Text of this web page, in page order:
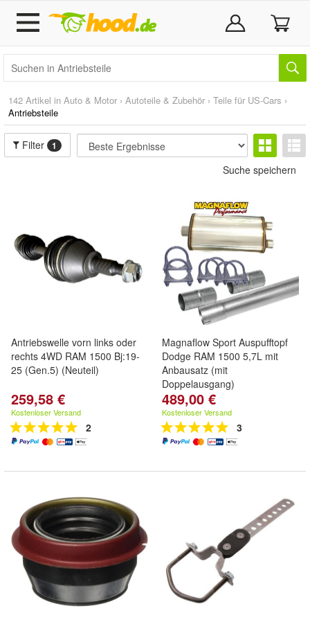
142 Artikel in Auto & Motor › Autoteile & Zubehör › Teile für US-Cars ›
Antriebsteile
Filter 1
Suche speichern
Antriebswelle vorn links oder
rechts 4WD RAM 1500 Bj:19-
25 (Gen.5) (Neuteil)
259,58 €
Kostenloser Versand
2
Magnaflow Sport Auspufftopf
Dodge RAM 1500 5,7L mit
Anbausatz (mit
Doppelausgang)
489,00 €
Kostenloser Versand
3